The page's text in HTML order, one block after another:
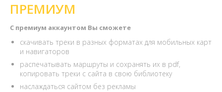
ПРЕМИУМ
С премиум аккаунтом Вы сможете
скачивать треки в разных форматах для мобильных карт
и навигаторов
распечатывать маршруты и сохранять их в pdf,
копировать треки с сайта в свою библиотеку
наслаждаться сайтом без рекламы